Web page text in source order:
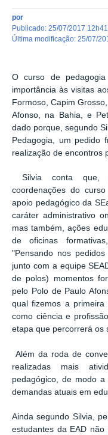
por
publicado: 25/07/2017 12h41
última modificação: 25/07/
O curso de
importância às visitas
Formoso, Capim
Afonso, na Bahia, e
dado porque, segundo
Pedagogia, um pedido
realização de encontros
Silvia conta que,
coordenações do
apoio pedagógico da
caráter administrativo
mas também, ações
de oficinas
"Pensando nos
junto com a equipe
de polos) momentos
pelo Polo de Paulo
qual fizemos a
como ciência e
etapa que percorrerá os
Além da roda de
realizadas mais
pedagógico, de modo
demandas atuais em
Ainda segundo Silvia,
estudantes da EAD